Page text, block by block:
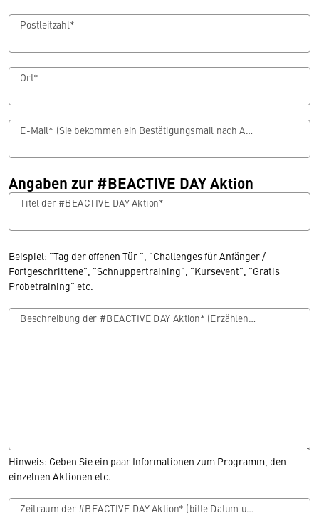
Postleitzahl*
Ort*
E-Mail* (Sie bekommen ein Bestätigungsmail nach Abschluss des Anmeldevorgang zugeschickt.)
Angaben zur #BEACTIVE DAY Aktion
Titel der #BEACTIVE DAY Aktion*
Beispiel: "Tag der offenen Tür ", "Challenges für Anfänger /
Fortgeschrittene", "Schnuppertraining", "Kursevent", "Gratis
Probetraining" etc.
Beschreibung der #BEACTIVE DAY Aktion* (Erzählen Sie, was den Teilnehmer erwartet.)
Hinweis: Geben Sie ein paar Informationen zum Programm, den
einzelnen Aktionen etc.
Zeitraum der #BEACTIVE DAY Aktion* (bitte Datum und Uhrzeit eintragen)